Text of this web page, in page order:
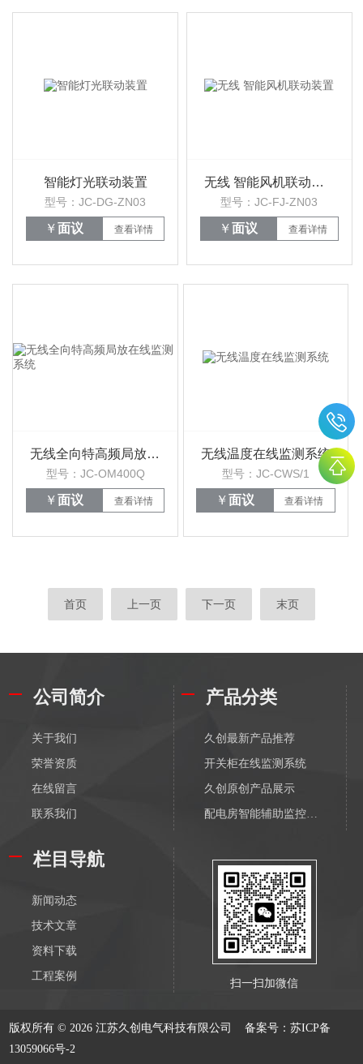
智能灯光联动装置
型号：JC-DG-ZN03
￥面议 查看详情
无线 智能风机联动装置
型号：JC-FJ-ZN03
￥面议 查看详情
无线全向特高频局放在线监测系统
型号：JC-OM400Q
￥面议 查看详情
无线温度在线监测系统
型号：JC-CWS/1
￥面议 查看详情
首页 上一页 下一页 末页
公司简介
关于我们
荣誉资质
在线留言
联系我们
产品分类
久创最新产品推荐
开关柜在线监测系统
久创原创产品展示
配电房智能辅助监控系统
输变电物联网传感器-无线
配电监测传感器-有线
输变电监测传感器-有线
电缆在线监测系统
隧道综合监控系统
GIL管廊综合监控系统
栏目导航
新闻动态
技术文章
资料下载
工程案例
扫一扫加微信
版权所有 © 2026 江苏久创电气科技有限公司备案号：苏ICP备
13059066号-2